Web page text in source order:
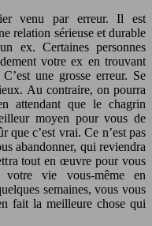
venu par erreur. Il est
relation sérieuse et durable
ex. Certaines personnes
votre ex en trouvant
une grosse erreur. Se
Au contraire, on pourra
attendant que le chagrin
moyen pour vous de
c’est vrai. Ce n’est pas
abandonner, qui reviendra
tout en œuvre pour vous
vie vous-même en
semaines, vous vous
fait la meilleure chose qui